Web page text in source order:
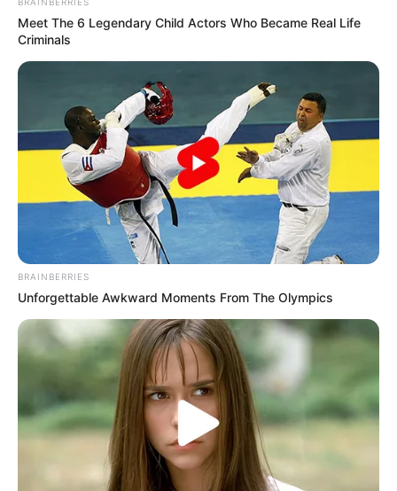
Meet The 6 Legendary Child Actors Who Became Real Life
Criminals
BRAINBERRIES
Unforgettable Awkward Moments From The Olympics